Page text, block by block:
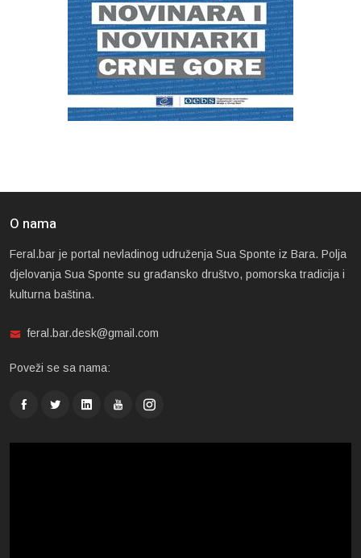
O nama
Feral.bar je portal nevladinog udruženja Sua Sponte iz Bara. Polja
djelovanja Sua Sponte su građansko društvo, pomorska tradicija i
kulturna baština.
feral.bar.desk@gmail.com
Poveži se sa nama: